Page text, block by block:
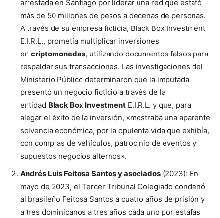
arrestada en Santiago por liderar una red que estafó
más de 50 millones de pesos a decenas de personas.
A través de su empresa ficticia, Black Box Investment
E.I.R.L., prometía multiplicar inversiones
en criptomonedas, utilizando documentos falsos para
respaldar sus transacciones. Las investigaciones del
Ministerio Público determinaron que la imputada
presentó un negocio ficticio a través de la
entidad Black Box Investment E.I.R.L. y que, para
alegar el éxito de la inversión, «mostraba una aparente
solvencia económica, por la opulenta vida que exhibía,
con compras de vehículos, patrocinio de eventos y
supuestos negocios alternos».
Andrés Luis Feitosa Santos y asociados (2023): En
mayo de 2023, el Tercer Tribunal Colegiado condenó
al brasileño Feitosa Santos a cuatro años de prisión y
a tres dominicanos a tres años cada uno por estafas